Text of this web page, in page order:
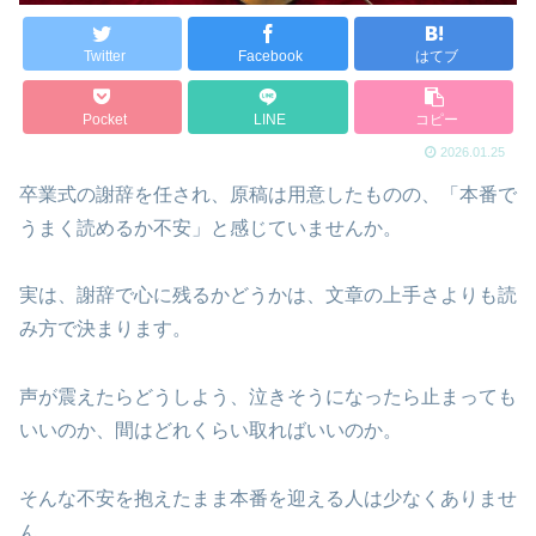
Twitter Facebook はてブ
Pocket LINE コピー
2026.01.25
卒業式の謝辞を任され、原稿は用意したものの、「本番で
うまく読めるか不安」と感じていませんか。
実は、謝辞で心に残るかどうかは、文章の上手さよりも読
み方で決まります。
声が震えたらどうしよう、泣きそうになったら止まっても
いいのか、間はどれくらい取ればいいのか。
そんな不安を抱えたまま本番を迎える人は少なくありませ
ん。